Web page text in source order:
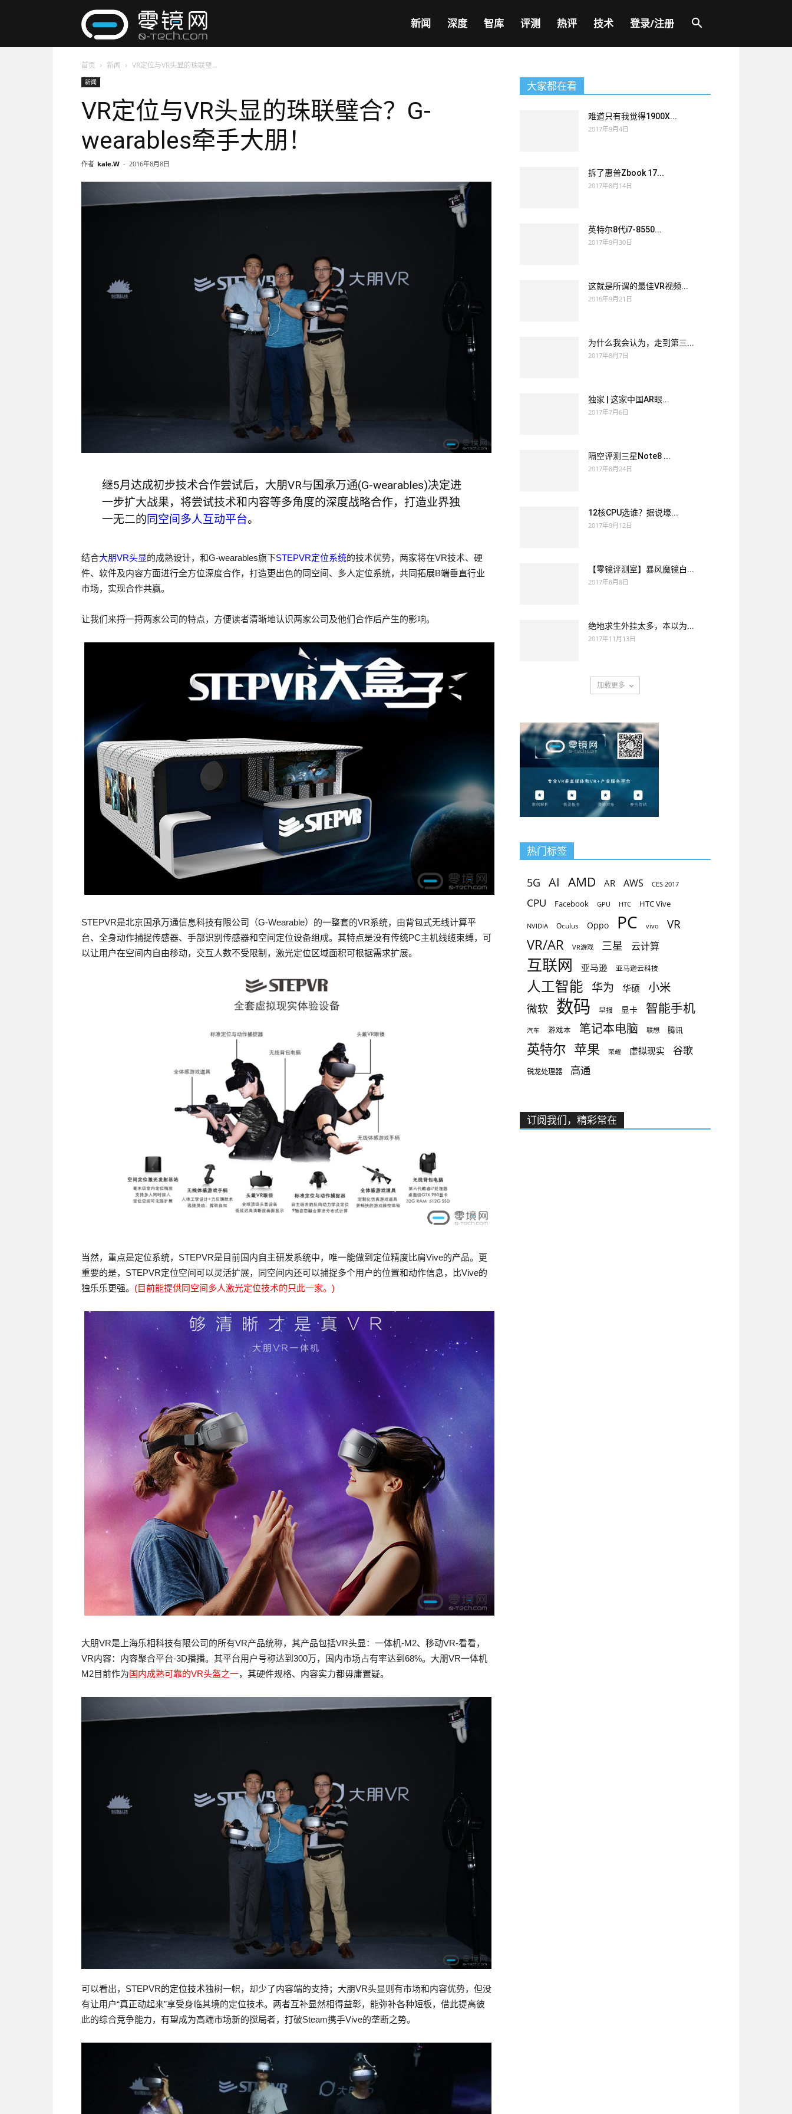
镜
网
新闻 深度 智库 评测 热评 技术 登录/注册
首页 新闻 VR定位与VR头显的珠联璧...
新闻
VR定位与VR头显的珠联璧合？G-
wearables牵手大朋！
作者 kale.W - 2016年8月8日
继5月达成初步技术合作尝试后，大朋VR与国承万通(G-wearables)决定进
一步扩大战果，将尝试技术和内容等多角度的深度战略合作，打造业界独
一无二的同空间多人互动平台。
结合大朋VR头显的成熟设计，和G-wearables旗下STEPVR定位系统的技术优势，两家将在VR技术、硬
件、软件及内容方面进行全方位深度合作，打造更出色的同空间、多人定位系统，共同拓展B端垂直行业
市场，实现合作共赢。
让我们来捋一捋两家公司的特点，方便读者清晰地认识两家公司及他们合作后产生的影响。
STEPVR是北京国承万通信息科技有限公司（G-Wearable）的一整套的VR系统，由背包式无线计算平
台、全身动作捕捉传感器、手部识别传感器和空间定位设备组成。其特点是没有传统PC主机线缆束缚，可
以让用户在空间内自由移动，交互人数不受限制，激光定位区域面积可根据需求扩展。
当然，重点是定位系统，STEPVR是目前国内自主研发系统中，唯一能做到定位精度比肩Vive的产品。更
重要的是，STEPVR定位空间可以灵活扩展，同空间内还可以捕捉多个用户的位置和动作信息，比Vive的
独乐乐更强。 (目前能提供同空间多人激光定位技术的只此一家。)
大朋VR是上海乐相科技有限公司的所有VR产品统称，其产品包括VR头显：一体机-M2、移动VR-看看，
VR内容：内容聚合平台-3D播播。其平台用户号称达到300万，国内市场占有率达到68%。大朋VR一体机
M2目前作为国内成熟可靠的VR头盔之一，其硬件规格、内容实力都毋庸置疑。
可以看出，STEPVR的定位技术独树一帜，却少了内容端的支持；大朋VR头显则有市场和内容优势，但没
有让用户“真正动起来”享受身临其境的定位技术。两者互补显然相得益彰，能弥补各种短板，借此提高彼
此的综合竞争能力，有望成为高端市场新的搅局者，打破Steam携手Vive的垄断之势。
大家都在看
难道只有我觉得1900X...
2017年9月4日
拆了惠普Zbook 17...
2017年8月14日
英特尔8代i7-8550...
2017年9月30日
这就是所谓的最佳VR视频...
2016年9月21日
为什么我会认为，走到第三...
2017年8月7日
独家 | 这家中国AR眼...
2017年7月6日
隔空评测三星Note8 ...
2017年8月24日
12核CPU选谁？据说壕...
2017年9月12日
【零镜评测室】暴风魔镜白...
2017年8月8日
绝地求生外挂太多，本以为...
2017年11月13日
加载更多
热门标签
5G AI AMD AR AWS CES 2017
CPU Facebook GPU HTC HTC Vive
NVIDIA Oculus Oppo PC vivo VR
VR/AR VR游戏 三星 云计算
互联网 亚马逊 亚马逊云科技
人工智能 华为 华硕 小米
微软 数码 早报 显卡 智能手机
汽车 游戏本 笔记本电脑 联想 腾讯
英特尔 苹果 荣耀 虚拟现实 谷歌
锐龙处理器 高通
订阅我们，精彩常在